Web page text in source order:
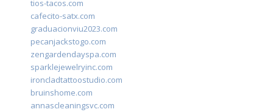
tios-tacos.com
cafecito-satx.com
graduacionviu2023.com
pecanjackstogo.com
zengardendayspa.com
sparklejewelryinc.com
ironcladtattoostudio.com
bruinshome.com
annascleaningsvc.com